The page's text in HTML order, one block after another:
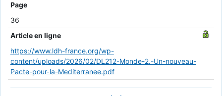
Page
36
Article en ligne
https://www.ldh-france.org/wp-
content/uploads/2026/02/DL212-Monde-2.-Un-nouveau-
Pacte-pour-la-Mediterranee.pdf